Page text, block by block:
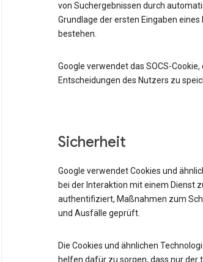
von Suchergebnissen durch
Grundlage der ersten Eingaben
bestehen.
Google verwendet das SOCS-
Entscheidungen des Nutzers zu
Sicherheit
Google verwendet Cookies und
bei der Interaktion mit einem Dienst
authentifiziert, Maßnahmen zum
und Ausfälle geprüft.
Die Cookies und ähnlichen
helfen dafür zu sorgen, dass nur der